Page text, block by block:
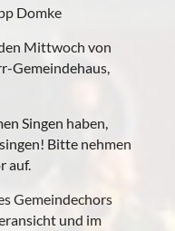
Domke
Mittwoch von
Gemeindehaus,
Singen haben,
Bitte nehmen
auf.
Gemeindechors
und im